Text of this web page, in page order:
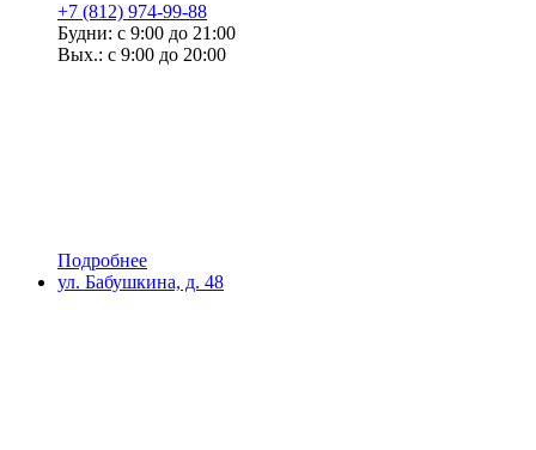
+7 (812) 974-99-88
Будни: с 9:00 до 21:00
Вых.: с 9:00 до 20:00
Подробнее
ул. Бабушкина, д. 48